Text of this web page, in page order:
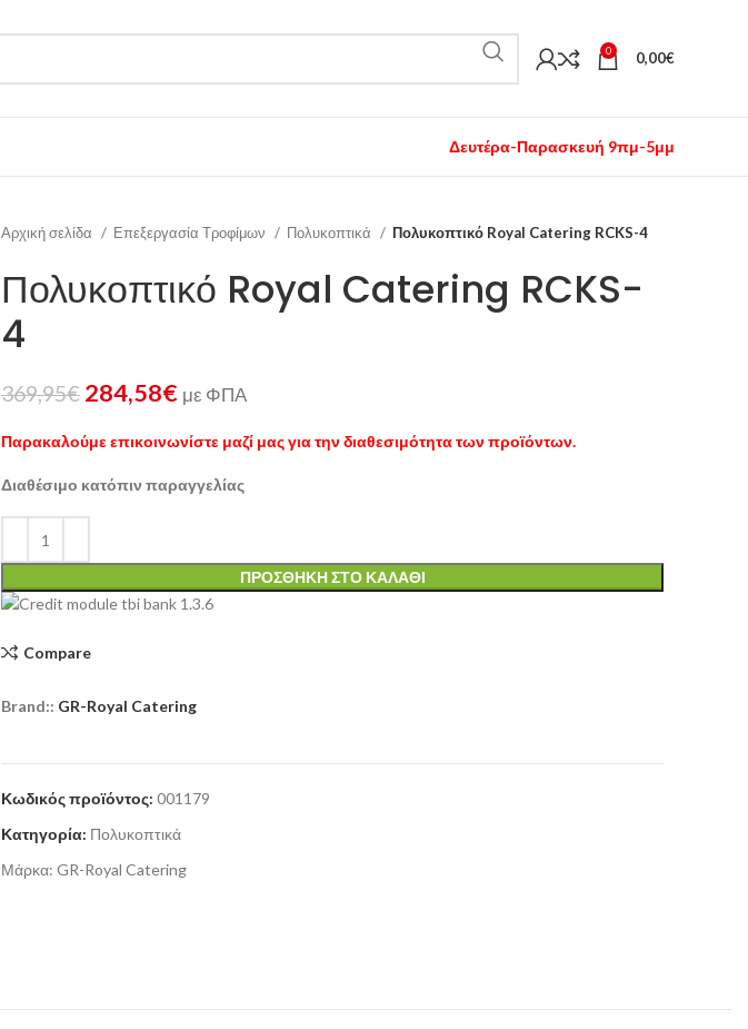
0 0,00€
Δευτέρα-Παρασκευή 9πμ-5μμ
Αρχική σελίδα Επεξεργασία Τροφίμων Πολυκοπτικά Πολυκοπτικό Royal Catering RCKS-4
Πολυκοπτικό Royal Catering RCKS-
4
369,95€ 284,58€ με ΦΠΑ
Παρακαλούμε επικοινωνίστε μαζί μας για την διαθεσιμότητα των προϊόντων.
Διαθέσιμο κατόπιν παραγγελίας
ΠΡΟΣΘΉΚΗ ΣΤΟ ΚΑΛΆΘΙ
Compare
Brand:: GR-Royal Catering
Κωδικός προϊόντος: 001179
Κατηγορία: Πολυκοπτικά
Μάρκα: GR-Royal Catering